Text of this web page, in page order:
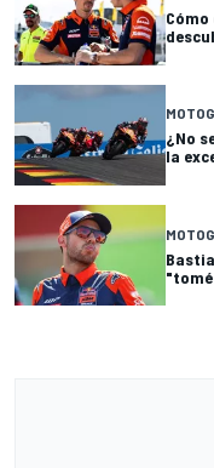
¿No
la